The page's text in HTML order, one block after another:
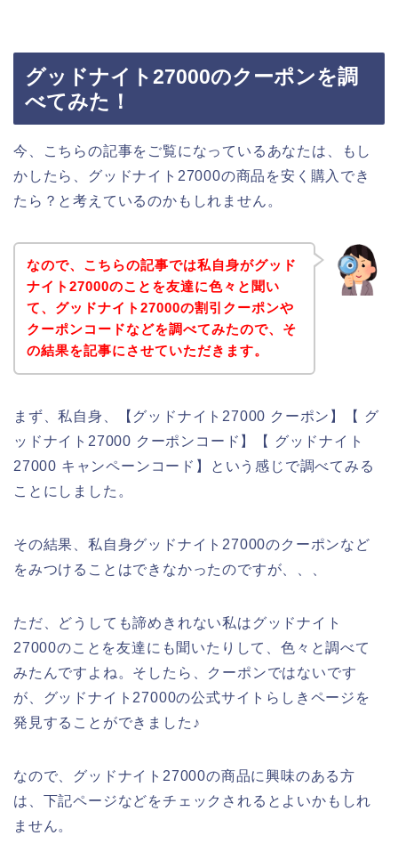
グッドナイト27000のクーポンを調
べてみた！
今、こちらの記事をご覧になっているあなたは、もし
かしたら、グッドナイト27000の商品を安く購入でき
たら？と考えているのかもしれません。
なので、こちらの記事では私自身がグッド
ナイト27000のことを友達に色々と聞い
て、グッドナイト27000の割引クーポンや
クーポンコードなどを調べてみたので、そ
の結果を記事にさせていただきます。
まず、私自身、【グッドナイト27000 クーポン】【 グ
ッドナイト27000 クーポンコード】【 グッドナイト
27000 キャンペーンコード】という感じで調べてみる
ことにしました。
その結果、私自身グッドナイト27000のクーポンなど
をみつけることはできなかったのですが、、、
ただ、どうしても諦めきれない私はグッドナイト
27000のことを友達にも聞いたりして、色々と調べて
みたんですよね。そしたら、クーポンではないです
が、グッドナイト27000の公式サイトらしきページを
発見することができました♪
なので、グッドナイト27000の商品に興味のある方
は、下記ページなどをチェックされるとよいかもしれ
ません。